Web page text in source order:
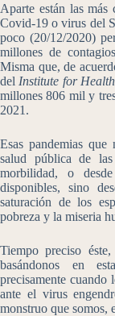
Aparte están las más
Covid-19 o virus del
poco (20/12/2020)
millones de
Misma que, de
del Institute for
millones 806 mil y
2021.
Esas pandemias
salud pública de
morbilidad, o
disponibles, sino
saturación de los
pobreza y la miseria
Tiempo preciso
basándonos en
precisamente cuando
ante el virus
monstruo que somos,